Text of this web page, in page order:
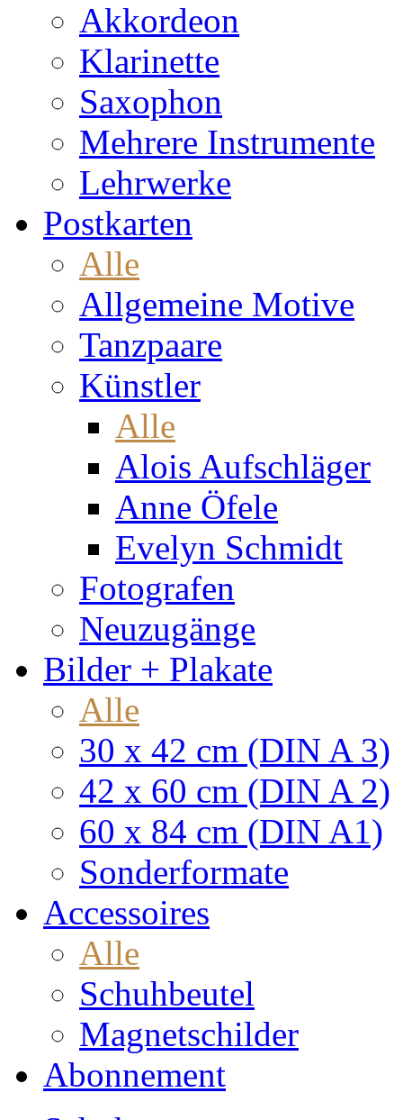
Akkordeon
Klarinette
Saxophon
Mehrere Instrumente
Lehrwerke
Postkarten
Alle
Allgemeine Motive
Tanzpaare
Künstler
Alle
Alois Aufschläger
Anne Öfele
Evelyn Schmidt
Fotografen
Neuzugänge
Bilder + Plakate
Alle
30 x 42 cm (DIN A 3)
42 x 60 cm (DIN A 2)
60 x 84 cm (DIN A1)
Sonderformate
Accessoires
Alle
Schuhbeutel
Magnetschilder
Abonnement